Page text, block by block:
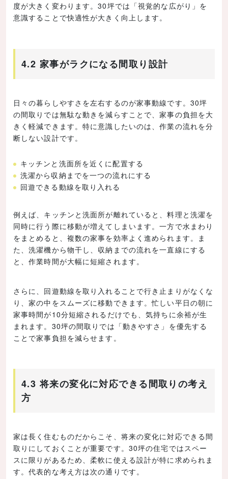
度が大きく変わります。30坪では「視覚的な広がり」を
意識することで快適性が大きく向上します。
4.2 家事がラクになる間取り設計
日々の暮らしやすさを左右するのが家事動線です。30坪
の間取りでは無駄な動きを減らすことで、家事の負担を大
きく軽減できます。特に意識したいのは、作業の流れを分
断しない設計です。
キッチンと洗面所を近くに配置する
洗濯から収納までを一つの流れにする
回遊できる動線を取り入れる
例えば、キッチンと洗面所が離れていると、料理と洗濯を
同時に行う際に移動が増えてしまいます。一方で水まわり
をまとめると、複数の家事を効率よく進められます。ま
た、洗濯機から物干し、収納までの流れを一直線にする
と、作業時間が大幅に短縮されます。
さらに、回遊動線を取り入れることで行き止まりがなくな
り、家の中をスムーズに移動できます。忙しい平日の朝に
家事時間が10分短縮されるだけでも、気持ちに余裕が生
まれます。30坪の間取りでは「動きやすさ」を優先する
ことで家事負担を減らせます。
4.3 将来の変化に対応できる間取りの考え
方
家は長く住むものだからこそ、将来の変化に対応できる間
取りにしておくことが重要です。30坪の住宅ではスペー
スに限りがあるため、柔軟に使える設計が特に求められま
す。代表的な考え方は次の通りです。